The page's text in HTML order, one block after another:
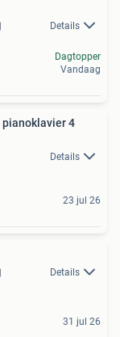
Details
Dagtopper
Vandaag
pianoklavier 4
Details
23 jul 26
Details
31 jul 26